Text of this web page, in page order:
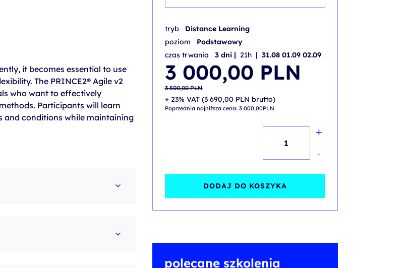
it becomes essential to use
The PRINCE2® Agile v2
who want to effectively
Participants will learn
and conditions while maintaining
tryb
Distance Learning
poziom
Podstawowy
czas trwania
3 dni | 21h | 31.08 01.09 02.09
3 500,00PLN
Pierwotna
cena
wynosiła:
3 000,00 PLN
Aktualna
cena
wynosi:
+ 23% VAT (3 690,00 PLN brutto)
Poprzednia najniższa cena: 3 000,00PLN
Foundation
(version
training
+
-
DODAJ DO KOSZYKA
polecane szkolenia